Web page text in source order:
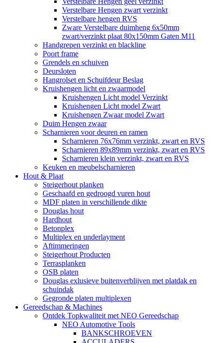
Verstelbare Hengen zwart verzinkt
Verstelbare hengen RVS
Zware Verstelbare duimheng 6x50mm
zwart/verzinkt plaat 80x150mm Gaten M11
Handgrepen verzinkt en blackline
Poort frame
Grendels en schuiven
Deursloten
Hangrolset en Schuifdeur Beslag
Kruishengen licht en zwaarmodel
Kruishengen Licht model Verzinkt
Kruishengen Licht model Zwart
Kruishengen Zwaar model Zwart
Duim Hengen zwaar
Scharnieren voor deuren en ramen
Scharnieren 76x76mm verzinkt, zwart en RVS
Scharnieren 89x89mm verzinkt, zwart en RVS
Scharnieren klein verzinkt, zwart en RVS
Keuken en meubelscharnieren
Hout & Plaat
Steigerhout planken
Geschaafd en gedroogd vuren hout
MDF platen in verschillende dikte
Douglas hout
Hardhout
Betonplex
Multiplex en underlayment
Aftimmeringen
Steigerhout Producten
Terrasplanken
OSB platen
Douglas exlusieve buitenverblijven met platdak en
schuindak
Gegronde platen multiplexen
Gereedschap & Machines
Ontdek Topkwaliteit met NEO Gereedschap
NEO Automotive Tools
BANKSCHROEVEN